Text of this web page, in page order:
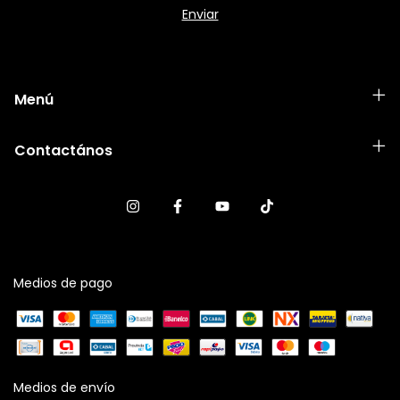
Menú
Contactános
Medios de pago
Medios de envío